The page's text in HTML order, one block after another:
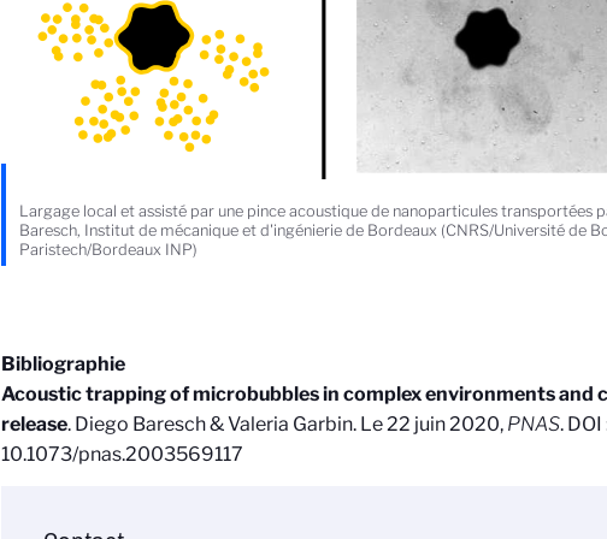
Largage local et assisté par une pince acoustique de nanoparticules transportées
Baresch, Institut de mécanique et d'ingénierie de Bordeaux (CNRS/Université de
Paristech/Bordeaux INP)
Bibliographie
Acoustic trapping of microbubbles in complex environments and
release. Diego Baresch & Valeria Garbin. Le 22 juin 2020, PNAS. DOI
10.1073/pnas.2003569117